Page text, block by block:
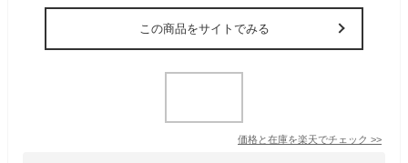
この商品をサイトでみる
価格と在庫を楽天でチェック >>